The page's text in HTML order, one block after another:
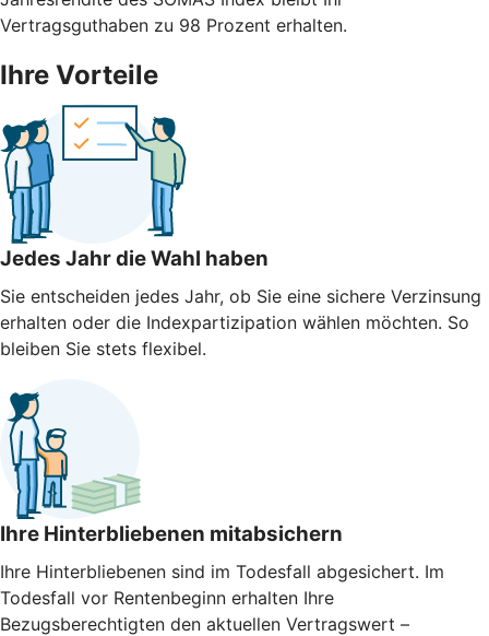
Vertragsguthaben zu 98 Prozent erhalten.
Ihre Vorteile
Jedes Jahr die Wahl haben
Sie entscheiden jedes Jahr, ob Sie eine sichere Verzinsung
erhalten oder die Indexpartizipation wählen möchten. So
bleiben Sie stets flexibel.
Ihre Hinterbliebenen mitabsichern
Ihre Hinterbliebenen sind im Todesfall abgesichert. Im
Todesfall vor Rentenbeginn erhalten Ihre
Bezugsberechtigten den aktuellen Vertragswert –